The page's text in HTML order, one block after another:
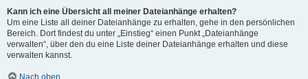
Kann ich eine Übersicht all meiner Dateianhänge erhalten?
Um eine Liste all deiner Dateianhänge zu erhalten, gehe in den persönlichen
Bereich. Dort findest du unter „Einstieg“ einen Punkt „Dateianhänge
verwalten“, über den du eine Liste deiner Dateianhänge erhalten und diese
verwalten kannst.
Nach oben